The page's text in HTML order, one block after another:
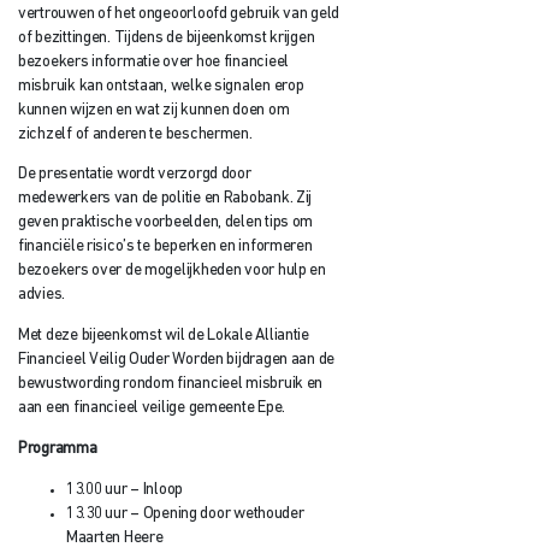
vertrouwen of het ongeoorloofd gebruik van geld
of bezittingen. Tijdens de bijeenkomst krijgen
bezoekers informatie over hoe financieel
misbruik kan ontstaan, welke signalen erop
kunnen wijzen en wat zij kunnen doen om
zichzelf of anderen te beschermen.
De presentatie wordt verzorgd door
medewerkers van de politie en Rabobank. Zij
geven praktische voorbeelden, delen tips om
financiële risico’s te beperken en informeren
bezoekers over de mogelijkheden voor hulp en
advies.
Met deze bijeenkomst wil de Lokale Alliantie
Financieel Veilig Ouder Worden bijdragen aan de
bewustwording rondom financieel misbruik en
aan een financieel veilige gemeente Epe.
Programma
13.00 uur – Inloop
13.30 uur – Opening door wethouder
Maarten Heere